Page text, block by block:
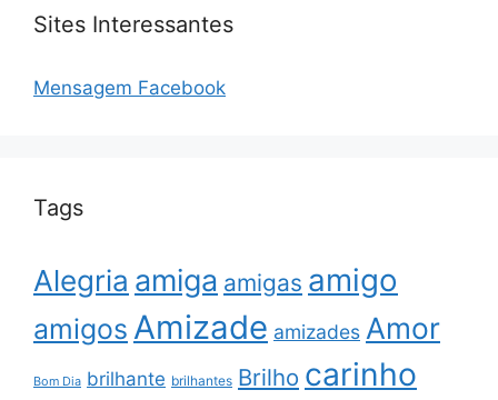
Sites Interessantes
Mensagem Facebook
Tags
Alegria amiga amigas amigo
amigos Amizade amizades Amor
Bom Dia brilhante brilhantes Brilho carinho